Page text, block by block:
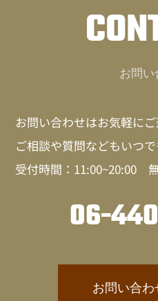
お問
お問い合わせはお気軽に
ご相談や質問などもいつ
受付時間：11:00~20:00
06-
お問い合わ